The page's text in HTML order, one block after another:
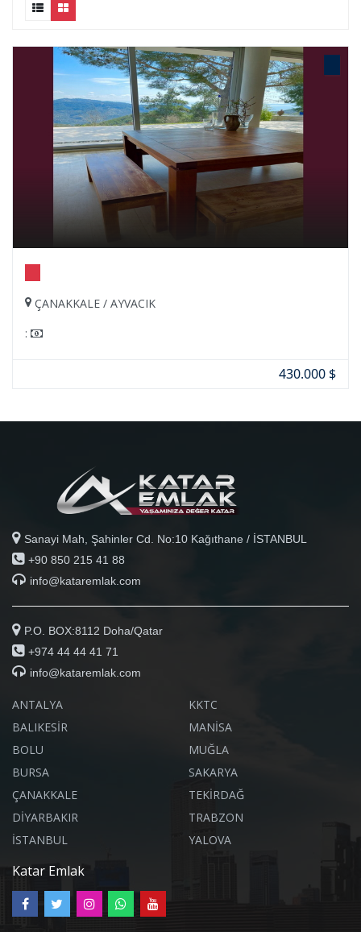
ÇANAKKALE / AYVACIK
:
430.000 $
Sanayi Mah, Şahinler Cd. No:10 Kağıthane / İSTANBUL
+90 850 215 41 88
info@kataremlak.com
P.O. BOX:8112 Doha/Qatar
+974 44 44 41 71
info@kataremlak.com
ANTALYA
BALIKESİR
BOLU
BURSA
ÇANAKKALE
DİYARBAKIR
İSTANBUL
KKTC
MANİSA
MUĞLA
SAKARYA
TEKİRDAĞ
TRABZON
YALOVA
Katar Emlak